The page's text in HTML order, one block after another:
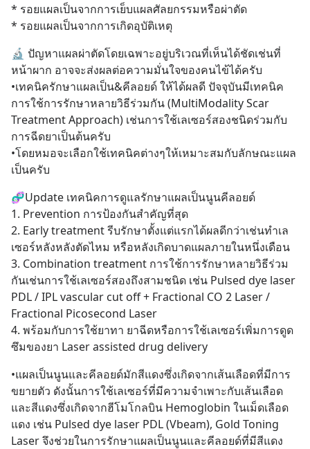
* รอยแผลเป็นจากการเย็บแผลศัลยกรรมหรือผ่าตัด
* รอยแผลเป็นจากการเกิดอุบัติเหตุ
🔬 ปัญหาแผลผ่าตัดโดยเฉพาะอยู่บริเวณที่เห็นได้ชัดเช่นที่
หน้าผาก อาจจะส่งผลต่อความมั่นใจของคนไข้ได้ครับ
•เทคนิครักษาแผลเป็น&คีลอยด์ ให้ได้ผลดี ปัจจุบันมีเทคนิค
การใช้การรักษาหลายวิธีร่วมกัน (MultiModality Scar
Treatment Approach) เช่นการใช้เลเซอร์สองชนิดร่วมกับ
การฉีดยาเป็นต้นครับ
•โดยหมอจะเลือกใช้เทคนิคต่างๆให้เหมาะสมกับลักษณะแผล
เป็นครับ
🧬Update เทคนิคการดูแลรักษาแผลเป็นนูนคีลอยด์
1. Prevention การป้องกันสำคัญที่สุด
2. Early treatment รีบรักษาตั้งแต่แรกได้ผลดีกว่าเช่นทำเล
เซอร์หลังหลังตัดไหม หรือหลังเกิดบาดแผลภายในหนึ่งเดือน
3. Combination treatment การใช้การรักษาหลายวิธีร่วม
กันเช่นการใช้เลเซอร์สองถึงสามชนิด เช่น Pulsed dye laser
PDL / IPL vascular cut off + Fractional CO 2 Laser /
Fractional Picosecond Laser
4. พร้อมกับการใช้ยาทา ยาฉีดหรือการใช้เลเซอร์เพิ่มการดูด
ซึมของยา Laser assisted drug delivery
•แผลเป็นนูนและคีลอยด์มักสีแดงซึ่งเกิดจากเส้นเลือดที่มีการ
ขยายตัว ดังนั้นการใช้เลเซอร์ที่มีความจำเพาะกับเส้นเลือด
และสีแดงซึ่งเกิดจากฮีโมโกลบิน Hemoglobin ในเม็ดเลือด
แดง เช่น Pulsed dye laser PDL (Vbeam), Gold Toning
Laser จึงช่วยในการรักษาแผลเป็นนูนและคีลอยด์ที่มีสีแดง